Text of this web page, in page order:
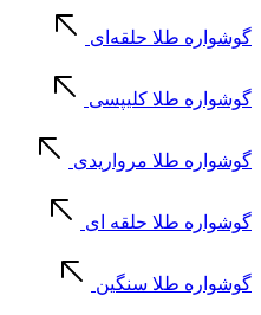
گوشواره طلا حلقه‌ای
گوشواره طلا کلیپسی
گوشواره طلا مرواریدی
گوشواره طلا حلقه ای
گوشواره طلا سنگین